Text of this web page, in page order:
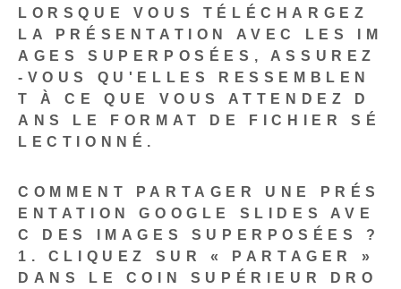
LORSQUE VOUS TÉLÉCHARGEZ
LA PRÉSENTATION AVEC LES IM
AGES SUPERPOSÉES, ASSUREZ
-VOUS QU'ELLES RESSEMBLEN
T À CE QUE VOUS ATTENDEZ D
ANS LE FORMAT DE FICHIER SÉ
LECTIONNÉ.
COMMENT PARTAGER UNE PRÉS
ENTATION GOOGLE SLIDES AVE
C DES IMAGES SUPERPOSÉES ?
1. CLIQUEZ SUR « PARTAGER »
DANS LE COIN SUPÉRIEUR DRO